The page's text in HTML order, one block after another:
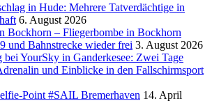
in Hude: Mehrere Tatverdächtige in
6. August 2026
Bockhorn – Fliegerbombe in Bockhorn
und Bahnstrecke wieder frei 3. August 2026
bei YourSky in Ganderkesee: Zwei Tage
und Einblicke in den Fallschirmsport
Point #SAIL Bremerhaven 14. April